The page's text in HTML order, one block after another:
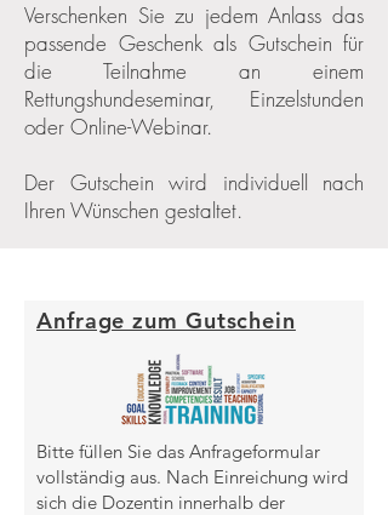
Verschenken Sie zu jedem Anlass das
passende Geschenk als Gutschein für
die Teilnahme an einem
Rettungshundeseminar, Einzelstunden
oder Online-Webinar.
Der Gutschein wird individuell nach
Ihren Wünschen gestaltet.
Anfrage zum Gutschein
Bitte füllen Sie das Anfrageformular
vollständig aus. Nach Einreichung wird
sich die Dozentin innerhalb der